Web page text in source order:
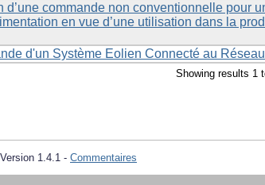
d’une commande non conventionnelle pour
en vue d’une utilisation dans la
d'un Système Eolien Connecté au Réseau
Showing results 1
1.4.1 - Commentaires